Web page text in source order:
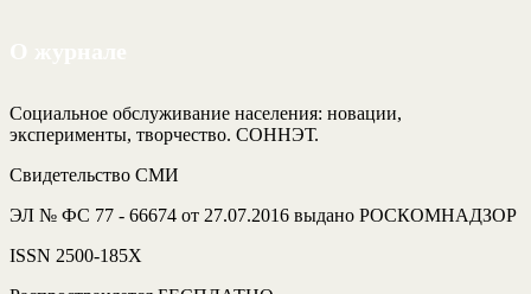
Социальное обслуживание населения: новации,
эксперименты, творчество. СОННЭТ.
Свидетельство СМИ
ЭЛ № ФС 77 - 66674 от 27.07.2016 выдано РОСКОМНАДЗОР
ISSN 2500-185Х